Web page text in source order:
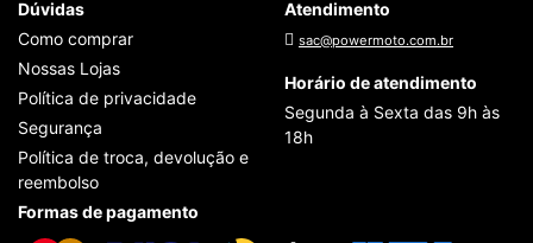
Dúvidas
Como comprar
Nossas Lojas
Política de privacidade
Segurança
Política de troca, devolução e
reembolso
Atendimento
sac@powermoto.com.br
Horário de atendimento
Segunda à Sexta das 9h às
18h
Formas de pagamento